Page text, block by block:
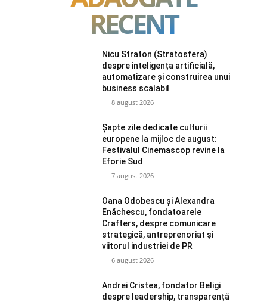
RECENT
Nicu Straton (Stratosfera)
despre inteligența artificială,
automatizare și construirea unui
business scalabil
8 august 2026
Șapte zile dedicate culturii
europene la mijloc de august:
Festivalul Cinemascop revine la
Eforie Sud
7 august 2026
Oana Odobescu și Alexandra
Enăchescu, fondatoarele
Crafters, despre comunicare
strategică, antreprenoriat și
viitorul industriei de PR
6 august 2026
Andrei Cristea, fondator Beligi
despre leadership, transparență